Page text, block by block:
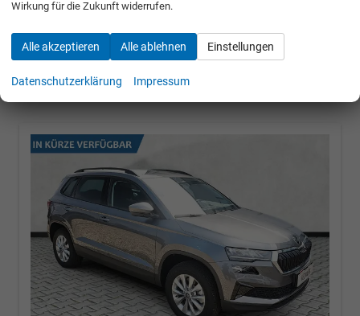
30.684,– €
incl. 19% MwSt.
UVP:40.740,– €
Wirkung für die Zukunft widerrufen.
Alle akzeptieren Alle ablehnen Einstellungen
Datenschutzerklärung Impressum